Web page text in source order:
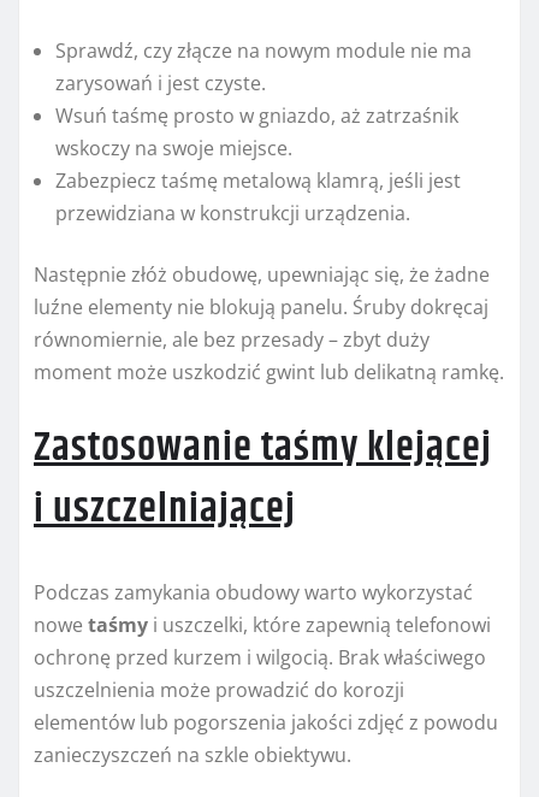
Sprawdź, czy złącze na nowym module nie ma
zarysowań i jest czyste.
Wsuń taśmę prosto w gniazdo, aż zatrzaśnik
wskoczy na swoje miejsce.
Zabezpiecz taśmę metalową klamrą, jeśli jest
przewidziana w konstrukcji urządzenia.
Następnie złóż obudowę, upewniając się, że żadne
luźne elementy nie blokują panelu. Śruby dokręcaj
równomiernie, ale bez przesady – zbyt duży
moment może uszkodzić gwint lub delikatną ramkę.
Zastosowanie taśmy klejącej
i uszczelniającej
Podczas zamykania obudowy warto wykorzystać
nowe taśmy i uszczelki, które zapewnią telefonowi
ochronę przed kurzem i wilgocią. Brak właściwego
uszczelnienia może prowadzić do korozji
elementów lub pogorszenia jakości zdjęć z powodu
zanieczyszczeń na szkle obiektywu.